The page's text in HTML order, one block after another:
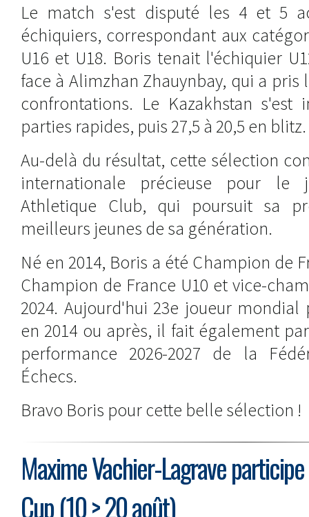
Le match s'est disputé les 4 et 5
échiquiers, correspondant aux
U16 et U18. Boris tenait l'échiquier
face à Alimzhan Zhauynbay, qui a pris
confrontations. Le Kazakhstan s'est
parties rapides, puis 27,5 à 20,5 en blitz.
Au-delà du résultat, cette sélection
internationale précieuse pour le
Athletique Club, qui poursuit sa
meilleurs jeunes de sa génération.
Né en 2014, Boris a été Champion de
Champion de France U10 et vice-
2024. Aujourd'hui 23e joueur
en 2014 ou après, il fait également
performance 2026-2027 de la
Échecs.
Bravo Boris pour cette belle sélection !
Maxime Vachier-Lagrave
Cup (10 > 20 août)